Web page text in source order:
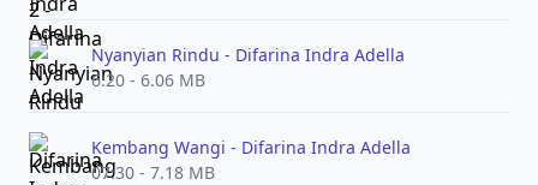
Nyanyian Rindu - Difarina Indra Adella
6:20 - 6.06 MB
Kembang Wangi - Difarina Indra Adella
07:30 - 7.18 MB